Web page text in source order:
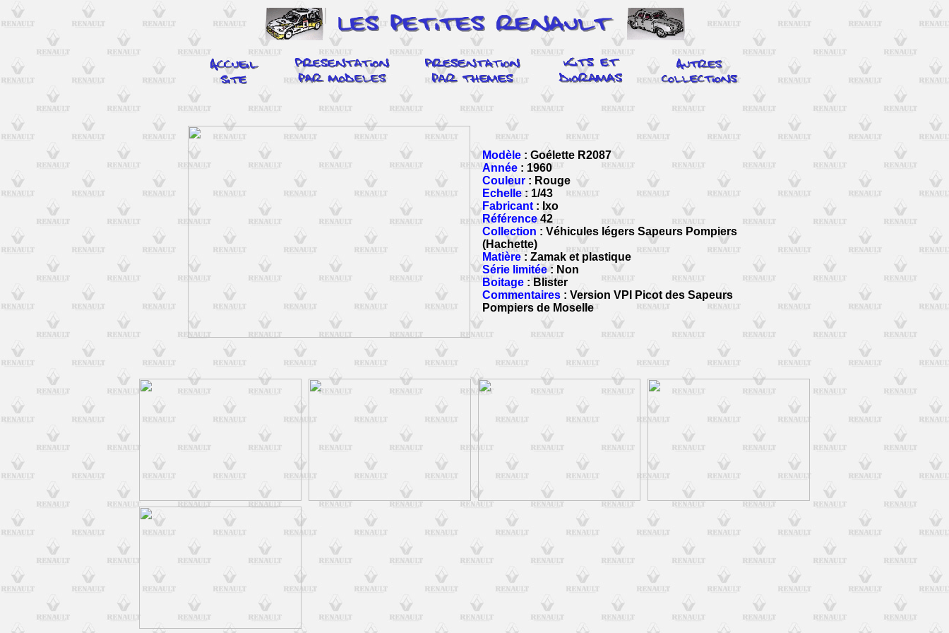
Modèle : Goélette R2087
Année : 1960
Couleur : Rouge
Echelle: 1/43
Fabricant : Ixo
Référence42
Collection : Véhicules légers Sapeurs Pompiers
(Hachette)
Matière : Zamak et plastique
Série limitée: Non
Boitage : Blister
Commentaires : Version VPI Picot des Sapeurs
Pompiers de Moselle